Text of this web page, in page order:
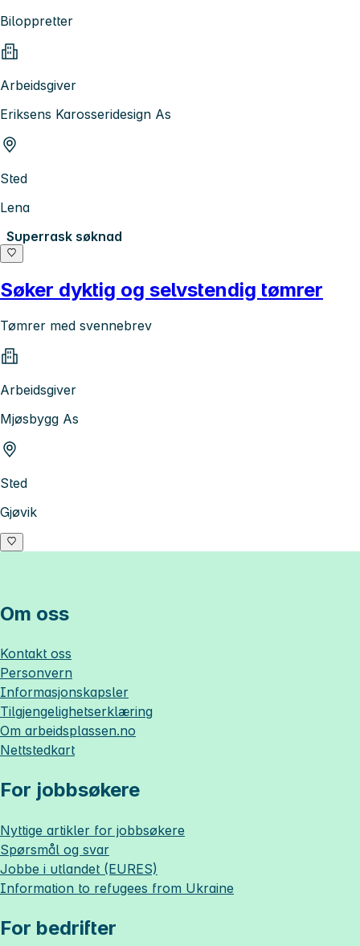
Biloppretter
Arbeidsgiver
Eriksens Karosseridesign As
Sted
Lena
Superrask søknad
Søker dyktig og selvstendig tømrer
Tømrer med svennebrev
Arbeidsgiver
Mjøsbygg As
Sted
Gjøvik
Om oss
Kontakt oss
Personvern
Informasjonskapsler
Tilgjengelighetserklæring
Om arbeidsplassen.no
Nettstedkart
For jobbsøkere
Nyttige artikler for jobbsøkere
Spørsmål og svar
Jobbe i utlandet (EURES)
Information to refugees from Ukraine
For bedrifter